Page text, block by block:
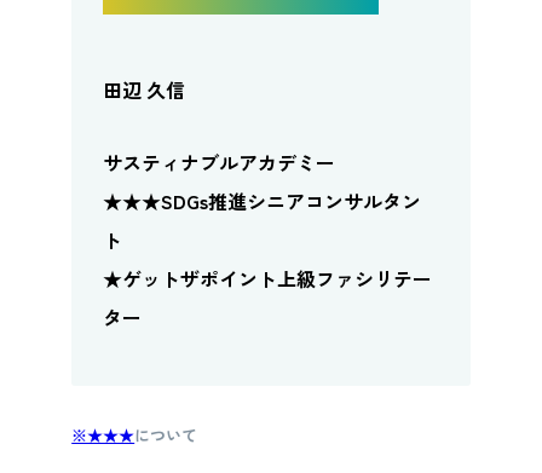
田辺 久信
サスティナブルアカデミー
★★★SDGs推進シニアコンサルタン
ト
★ゲットザポイント上級ファシリテー
ター
※★★★について